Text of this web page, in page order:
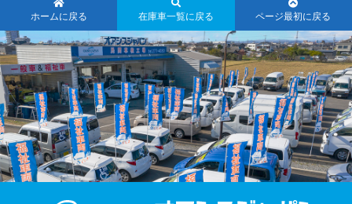
ホームに戻る 在庫車一覧に戻る ページ最初に戻る